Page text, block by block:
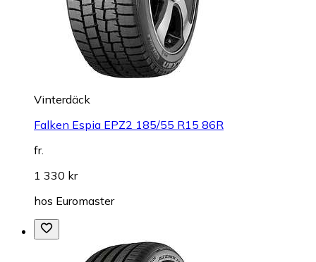
Vinterdäck
Falken Espia EPZ2 185/55 R15 86R
fr.
1 330 kr
hos Euromaster